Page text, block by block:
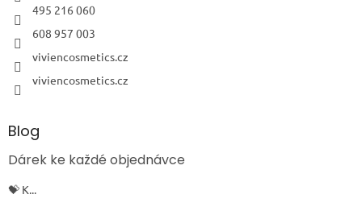
495 216 060
608 957 003
viviencosmetics.cz
viviencosmetics.cz
Blog
Dárek ke každé objednávce
💝 K...